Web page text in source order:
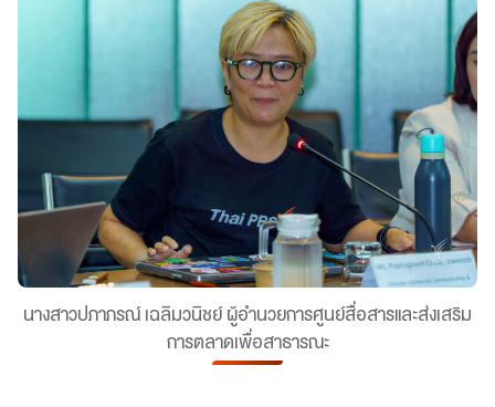
นางสาวปภาภรณ์ เฉลิมวนิชย์ ผู้อำนวยการศูนย์สื่อสารและส่งเสริม
การตลาดเพื่อสาธารณะ